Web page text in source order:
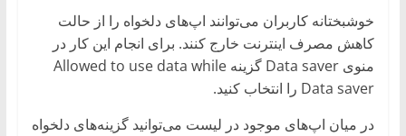
خوشبختانه کاربران می‌توانند اپ‌های دلخواه را از حالت
کاهش مصرف اینترنت خارج کنند. برای انجام این کار در
منوی Data saver گزینه Allowed to use data while
Data saver را انتخاب کنید.
در میان اپ‌های موجود در لیست می‌توانید گزینه‌های دلخواه